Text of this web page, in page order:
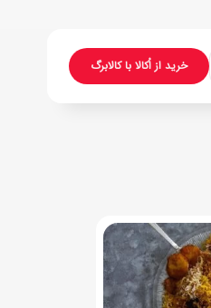
خرید از اُکالا با کالابرگجستجو...